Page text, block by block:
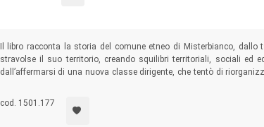
Il libro racconta la storia del comune etneo di Misterbianco, dallo
stravolse il suo territorio, creando squilibri territoriali, sociali ed
dall’affermarsi di una nuova classe dirigente, che tentò di
spazi di raccordo urbano e di socialità. Una storia che ci permette
anche l’occasione per riaprire il cantiere della storia politica, per
cod. 1501.177